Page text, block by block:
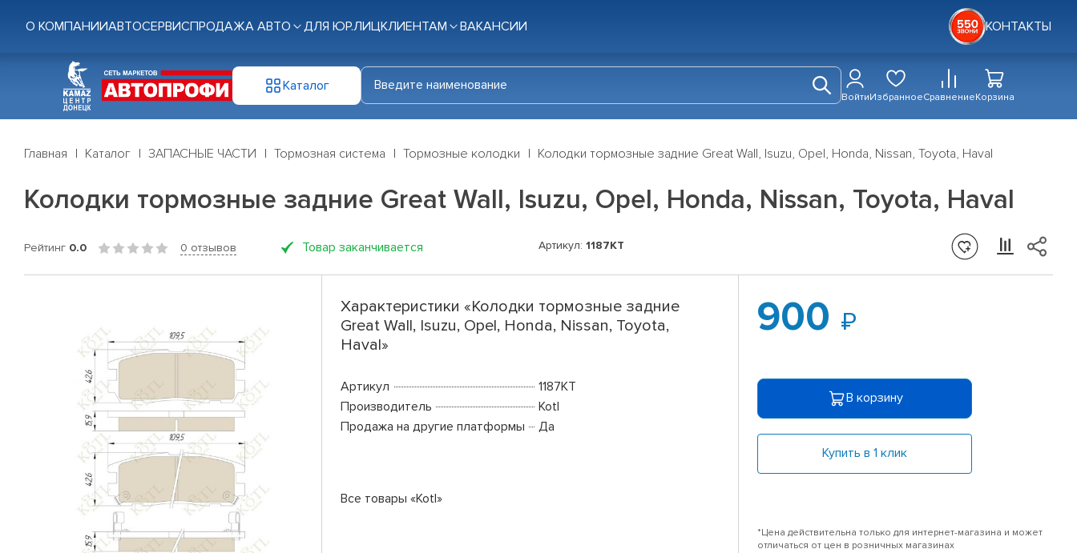
О КОМПАНИИАВТОСЕРВИСПРОДАЖА АВТО ДЛЯ ЮР.ЛИЦКЛИЕНТАМ ВАКАНСИИ КОНТАКТЫ
Каталог
ВойтиИзбранноеСравнениеКорзина
Главная Каталог ЗАПАСНЫЕ ЧАСТИ Тормозная система Тормозные колодки Колодки тормозные задние Great Wall, Isuzu, Opel, Honda, Nissan, Toyota, Haval
Колодки тормозные задние Great Wall, Isuzu, Opel, Honda, Nissan, Toyota, Haval
Рейтинг 0.0 0 отзывов Товар заканчивается Артикул: 1187KT
Характеристики «Колодки тормозные задние
Great Wall, Isuzu, Opel, Honda, Nissan, Toyota,
Haval»
Артикул
1187KT
Производитель
Kotl
Продажа на другие платформы
Да
Все товары «Kotl»
900
В корзину
Купить в 1 клик
*Цена действительна только для интернет-магазина и может
отличаться от цен в розничных магазинах